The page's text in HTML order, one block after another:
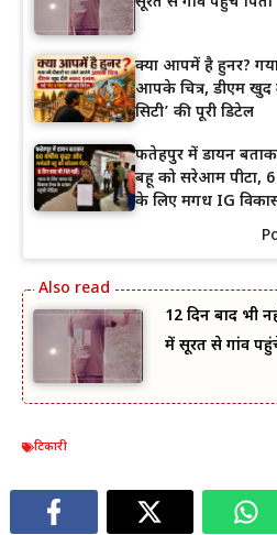
क्या आपमें है हुनर?
आपके चित्र, डीएम
सिटी’ की पूरी डिटेल
फतेहपुर में डायन
बहू को सरेआम पीटा, 6
के लिए मगध IG
12 दिन बाद भी
में सूरत से गांव
टिकारी